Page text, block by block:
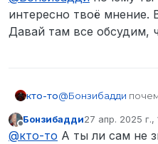
интересно твоё мнение.
Давай там все обсудим,
кто-то@Бонзибадди
Давай там все
Не в сети
Бонзибадди27 апр. 2025 г.,
@кто-то А ты ли сам не